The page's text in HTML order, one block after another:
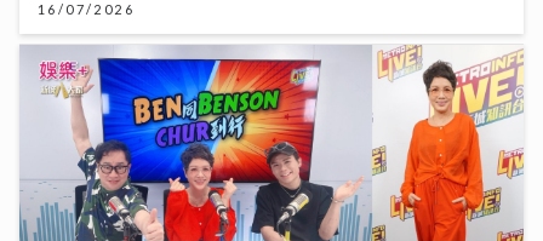
16/07/2026